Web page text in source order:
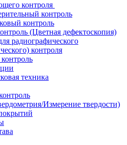
контроля
контроль
контроль
(Цветная дефектоскопия)
радиографического
контроля
техника
Измерение твердости)